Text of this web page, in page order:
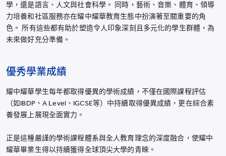
重慶福地耀華幼兒園
重慶融科耀華幼兒園
青島耀華幼兒園
薩默塞特文化中心
所有耀中耀華學校
學，還是語言、人文與社會科學。 同時，藝術、音樂、體育、領導
力培養和社區服務亦在耀中耀華教育生態中扮演著至關重要的角
色。 所有這些都有助於塑造令人印象深刻且多元化的學生群體，為
未來做好充分準備。
優秀學業成績
耀中耀華學生每年都取得優異的學術成績，不僅在國際課程評估
（如IBDP、A Level、IGCSE等）中持續取得優異成績，更在綜合素
養發展上展現全面實力。
正是這種嚴謹的學術課程體系與全人教育理念的深度融合，使耀中
耀華畢業生得以持續獲得全球頂尖大學的青睞。